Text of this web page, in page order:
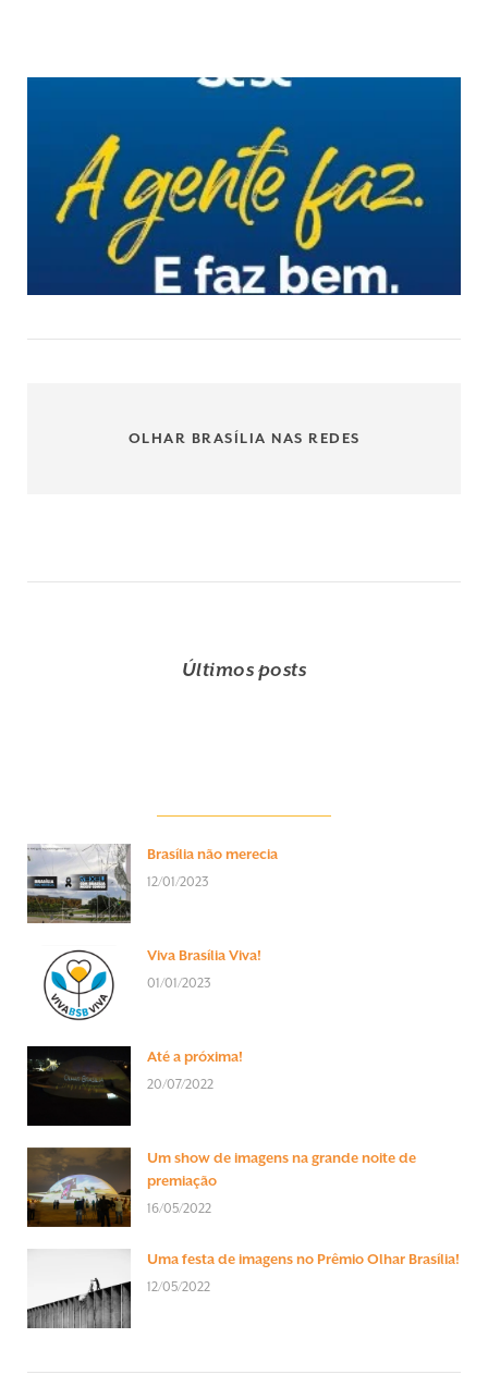
OLHAR BRASÍLIA NAS REDES
Últimos posts
Brasília não merecia
12/01/2023
Viva Brasília Viva!
01/01/2023
Até a próxima!
20/07/2022
Um show de imagens na grande noite de
premiação
16/05/2022
Uma festa de imagens no Prêmio Olhar Brasília!
12/05/2022